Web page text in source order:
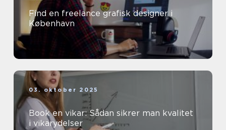
Find en freelance grafisk designer i
København
03. oktober 2025
Book en vikar: Sådan sikrer man kvalitet
i vikarydelser